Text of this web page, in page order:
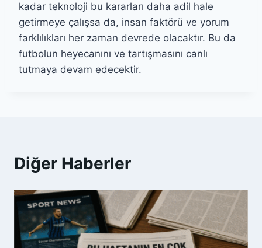
kadar teknoloji bu kararları daha adil hale
getirmeye çalışsa da, insan faktörü ve yorum
farklılıkları her zaman devrede olacaktır. Bu da
futbolun heyecanını ve tartışmasını canlı
tutmaya devam edecektir.
Diğer Haberler